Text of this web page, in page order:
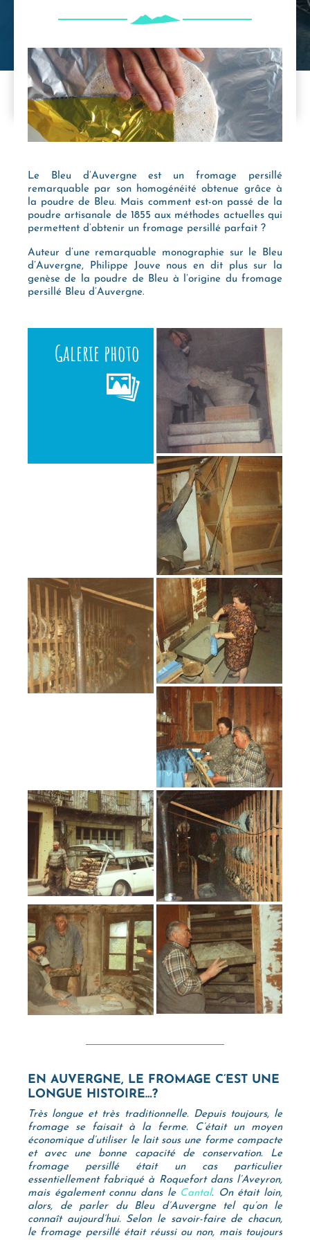
Le Bleu d’Auvergne est un fromage persillé
remarquable par son homogénéité obtenue grâce à
la poudre de Bleu. Mais comment est-on passé de la
poudre artisanale de 1855 aux méthodes actuelles qui
permettent d’obtenir un fromage persillé parfait ?
Auteur d’une remarquable monographie sur le Bleu
d’Auvergne, Philippe Jouve nous en dit plus sur la
genèse de la poudre de Bleu à l’origine du fromage
persillé Bleu d’Auvergne.
Galerie photo
EN AUVERGNE, LE FROMAGE C’EST UNE
LONGUE HISTOIRE…?
Très longue et très traditionnelle. Depuis toujours, le
fromage se faisait à la ferme. C’était un moyen
économique d’utiliser le lait sous une forme compacte
et avec une bonne capacité de conservation. Le
fromage persillé était un cas particulier
essentiellement fabriqué à Roquefort dans l’Aveyron,
mais également connu dans le Cantal. On était loin,
alors, de parler du Bleu d’Auvergne tel qu’on le
connaît aujourd’hui. Selon le savoir-faire de chacun,
le fromage persillé était réussi ou non, mais toujours